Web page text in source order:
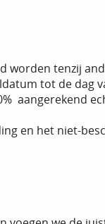
worden tenzij
tot de dag
aangerekend
en het niet-